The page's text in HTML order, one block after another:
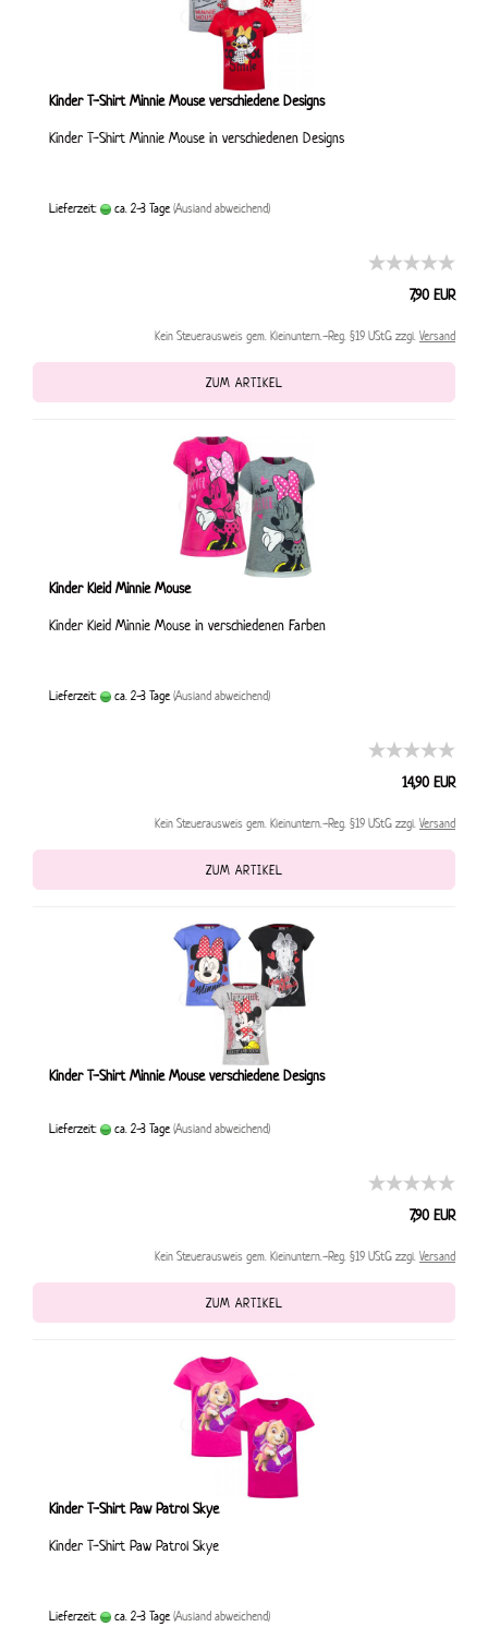
Kinder T-Shirt Minnie Mouse verschiedene Designs
Kinder T-Shirt Minnie Mouse in verschiedenen Designs
Lieferzeit: ca. 2-3 Tage (Ausland abweichend)
7,90 EUR
Kein Steuerausweis gem. Kleinuntern.-Reg. §19 UStG zzgl. Versand
ZUM ARTIKEL
Kinder Kleid Minnie Mouse
Kinder Kleid Minnie Mouse in verschiedenen Farben
Lieferzeit: ca. 2-3 Tage (Ausland abweichend)
14,90 EUR
Kein Steuerausweis gem. Kleinuntern.-Reg. §19 UStG zzgl. Versand
ZUM ARTIKEL
Kinder T-Shirt Minnie Mouse verschiedene Designs
Lieferzeit: ca. 2-3 Tage (Ausland abweichend)
7,90 EUR
Kein Steuerausweis gem. Kleinuntern.-Reg. §19 UStG zzgl. Versand
ZUM ARTIKEL
Kinder T-Shirt Paw Patrol Skye
Kinder T-Shirt Paw Patrol Skye
Lieferzeit: ca. 2-3 Tage (Ausland abweichend)